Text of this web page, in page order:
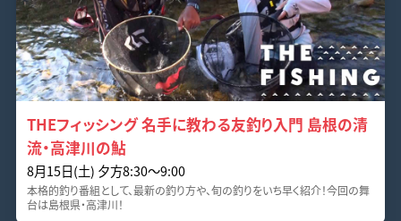
THEフィッシング 名手に教わる友釣り入門 島根の清
流・高津川の鮎
8月15日(土) 夕方8:30～9:00
本格的釣り番組として、最新の釣り方や、旬の釣りをいち早く紹介！今回の舞
台は島根県・高津川！